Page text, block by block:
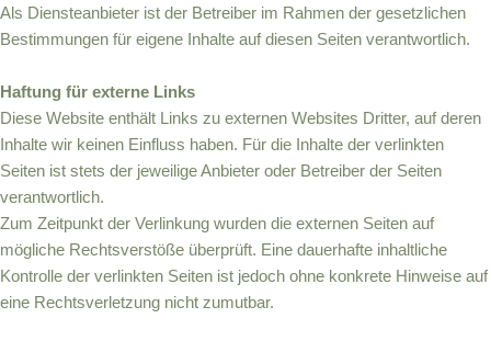
Als Diensteanbieter ist der Betreiber im Rahmen der gesetzlichen
Bestimmungen für eigene Inhalte auf diesen Seiten verantwortlich.
Haftung für externe Links
Diese Website enthält Links zu externen Websites Dritter, auf deren
Inhalte wir keinen Einfluss haben. Für die Inhalte der verlinkten
Seiten ist stets der jeweilige Anbieter oder Betreiber der Seiten
verantwortlich.
Zum Zeitpunkt der Verlinkung wurden die externen Seiten auf
mögliche Rechtsverstöße überprüft. Eine dauerhafte inhaltliche
Kontrolle der verlinkten Seiten ist jedoch ohne konkrete Hinweise auf
eine Rechtsverletzung nicht zumutbar.